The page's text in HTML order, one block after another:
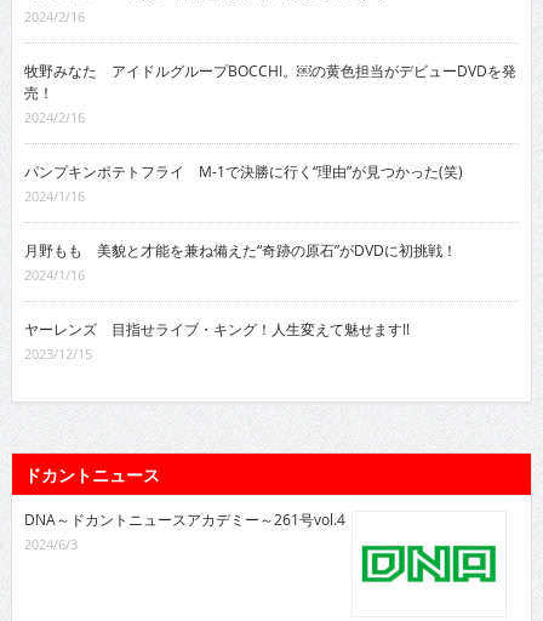
2024/2/16
牧野みなた アイドルグループBOCCHI。￼の黄色担当がデビューDVDを発
売！
2024/2/16
パンプキンポテトフライ M-1で決勝に行く“理由”が見つかった(笑)
2024/1/16
月野もも 美貌と才能を兼ね備えた“奇跡の原石”がDVDに初挑戦！
2024/1/16
ヤーレンズ 目指せライブ・キング！人生変えて魅せます!!
2023/12/15
ドカントニュース
DNA～ドカントニュースアカデミー～261号vol.4
2024/6/3